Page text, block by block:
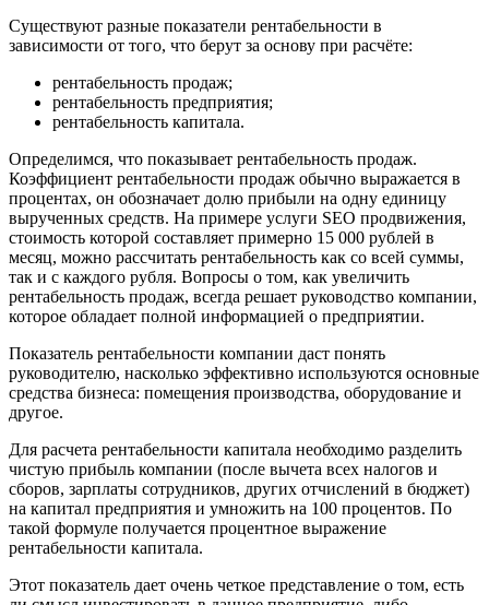
Существуют разные показатели рентабельности в
зависимости от того, что берут за основу при расчёте:
рентабельность продаж;
рентабельность предприятия;
рентабельность капитала.
Определимся, что показывает рентабельность продаж.
Коэффициент рентабельности продаж обычно выражается в
процентах, он обозначает долю прибыли на одну единицу
вырученных средств. На примере услуги SEO продвижения,
стоимость которой составляет примерно 15 000 рублей в
месяц, можно рассчитать рентабельность как со всей суммы,
так и с каждого рубля. Вопросы о том, как увеличить
рентабельность продаж, всегда решает руководство компании,
которое обладает полной информацией о предприятии.
Показатель рентабельности компании даст понять
руководителю, насколько эффективно используются основные
средства бизнеса: помещения производства, оборудование и
другое.
Для расчета рентабельности капитала необходимо разделить
чистую прибыль компании (после вычета всех налогов и
сборов, зарплаты сотрудников, других отчислений в бюджет)
на капитал предприятия и умножить на 100 процентов. По
такой формуле получается процентное выражение
рентабельности капитала.
Этот показатель дает очень четкое представление о том, есть